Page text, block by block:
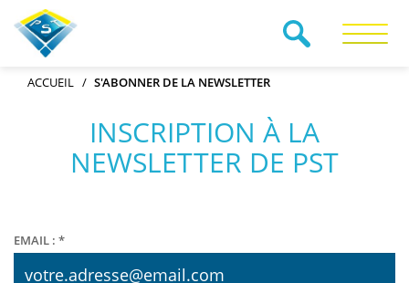
ACCUEIL S'ABONNER DE LA NEWSLETTER
INSCRIPTION À LA
NEWSLETTER DE PST
EMAIL : *